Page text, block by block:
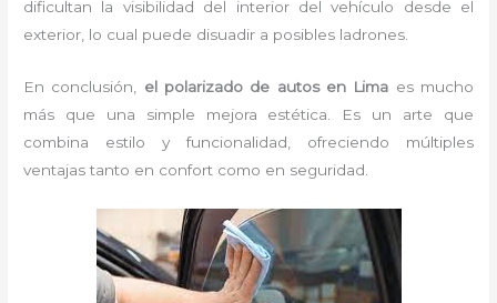
dificultan la visibilidad del interior del vehículo desde el
exterior, lo cual puede disuadir a posibles ladrones.
En conclusión, el polarizado de autos en Lima es mucho
más que una simple mejora estética. Es un arte que
combina estilo y funcionalidad, ofreciendo múltiples
ventajas tanto en confort como en seguridad.